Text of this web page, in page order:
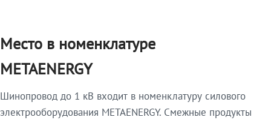
Место в номенклатуре
METAENERGY
Шинопровод до 1 кВ входит в номенклатуру силового
электрооборудования METAENERGY. Смежные продукты